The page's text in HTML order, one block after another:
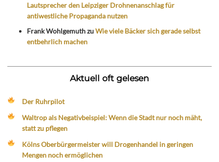
Lautsprecher den Leipziger Drohnenanschlag für
antiwestliche Propaganda nutzen
Frank WohlgemuthzuWie viele Bäcker sich gerade selbst
entbehrlich machen
Aktuell oft gelesen
Der Ruhrpilot
Waltrop als Negativbeispiel: Wenn die Stadt nur noch mäht,
statt zu pflegen
Kölns Oberbürgermeister will Drogenhandel in geringen
Mengen noch ermöglichen